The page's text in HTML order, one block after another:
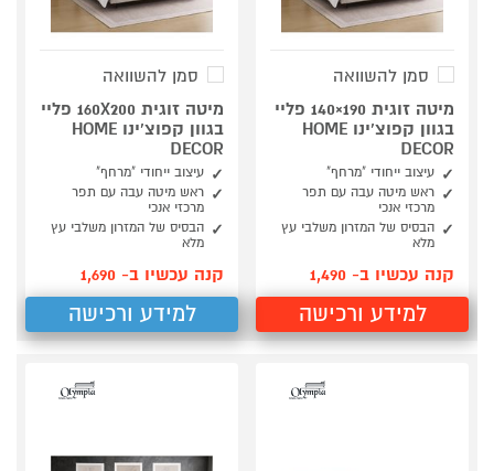
סמן להשוואה
מיטה זוגית 190×140 פליי
בגוון קפוצ'ינו HOME
DECOR
עיצוב ייחודי "מרחף"
ראש מיטה עבה עם תפר
מרכזי אנכי
הבסיס של המזרון משלבי עץ
מלא
קנה עכשיו ב- 1,490
למידע ורכישה
סמן להשוואה
מיטה זוגית 160X200 פליי
בגוון קפוצ'ינו HOME
DECOR
עיצוב ייחודי "מרחף"
ראש מיטה עבה עם תפר
מרכזי אנכי
הבסיס של המזרון משלבי עץ
מלא
קנה עכשיו ב- 1,690
למידע ורכישה